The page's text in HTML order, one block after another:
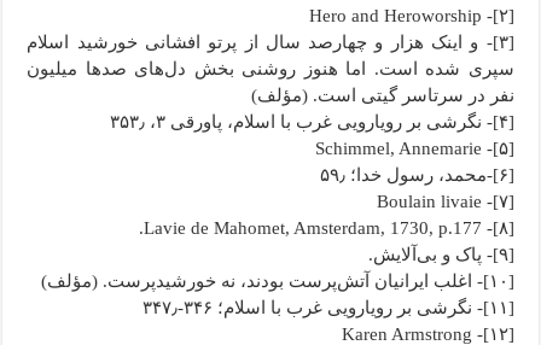
[۲]- Hero and Heroworship
[۳]- و اینک هزار و چهارصد سال از پرتو افشانی خورشید اسلام
سپری شده است. اما هنوز روشنی بخش دل‌های صدها میلیون
نفر در سرتاسر گیتی است. (مؤلف)
[۴]- نگرشی بر رویارویی غرب با اسلام، پاورقی ۳، ۳۵۳٫
[۵]- Schimmel, Annemarie
[۶]-محمد، رسول خدا؛ ۵۹٫
[۷]- Boulain livaie
[۸]- Lavie de Mahomet, Amsterdam, 1730, p.177.
[۹]- پاک و بی‌آلایش.
[۱۰]- اغلب ایرانیان آتش‌پرست بودند، نه خورشیدپرست. (مؤلف)
[۱۱]- نگرشی بر رویارویی غرب با اسلام؛ ۳۴۶-۳۴۷٫
[۱۲]- Karen Armstrong